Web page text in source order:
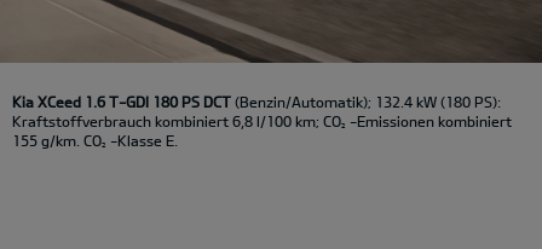
Kia XCeed 1.6 T-GDI 180 PS DCT (Benzin/Automatik); 132.4 kW (180 PS):
Kraftstoffverbrauch kombiniert 6,8 l/100 km; CO2
-Emissionen kombiniert
155 g/km. CO2 -Klasse E.